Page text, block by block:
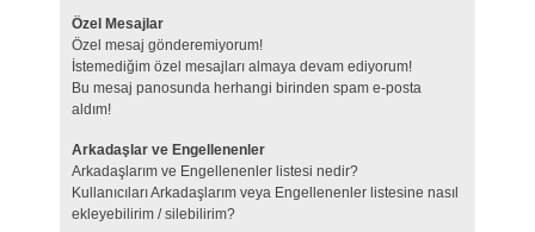
Özel Mesajlar
Özel mesaj gönderemiyorum!
İstemediğim özel mesajları almaya devam ediyorum!
Bu mesaj panosunda herhangi birinden spam e-posta
aldım!
Arkadaşlar ve Engellenenler
Arkadaşlarım ve Engellenenler listesi nedir?
Kullanıcıları Arkadaşlarım veya Engellenenler listesine nasıl
ekleyebilirim / silebilirim?